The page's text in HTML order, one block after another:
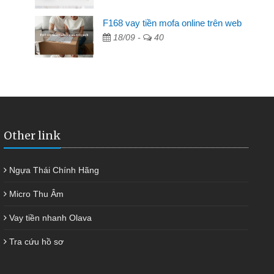
ai cho vay. Trong khi
trong 1-2 ngày tôi trả
thời và nhanh chóng
F168 vay tiền mofa online trên web
18/09 - 40
Other link
Ngựa Thái Chính Hãng
Micro Thu Âm
Vay tiền nhanh Olava
Tra cứu hồ sơ